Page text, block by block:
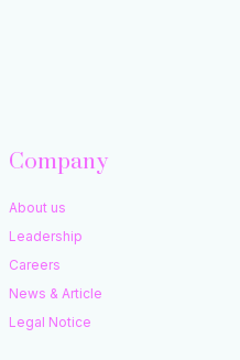
Company
About us
Leadership
Careers
News & Article
Legal Notice